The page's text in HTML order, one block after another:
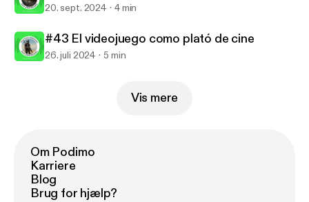
20. sept. 2024 4 min
#43 El videojuego como plató de cine
26. juli 2024 5 min
Vis mere
Om Podimo
Karriere
Blog
Brug for hjælp?